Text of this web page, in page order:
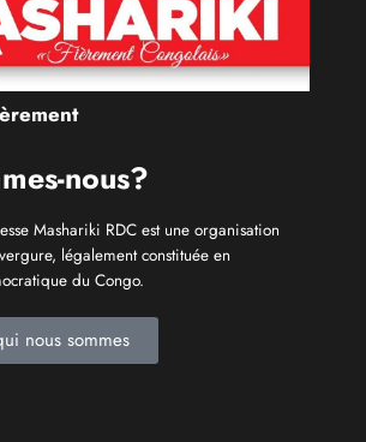
nous?
Mashariki RDC est une organisation
légalement constituée en
du Congo.
nous sommes